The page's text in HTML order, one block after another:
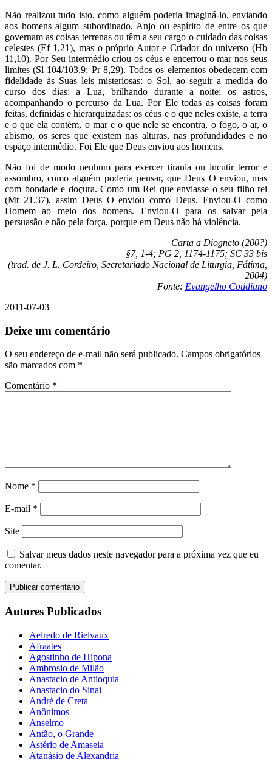
Não realizou tudo isto, como alguém poderia imaginá-lo, enviando
aos homens algum subordinado, Anjo ou espírito de entre os que
governam as coisas terrenas ou têm a seu cargo o cuidado das coisas
celestes (Ef 1,21), mas o próprio Autor e Criador do universo (Hb
11,10). Por Seu intermédio criou os céus e encerrou o mar nos seus
limites (Sl 104/103,9; Pr 8,29). Todos os elementos obedecem com
fidelidade às Suas leis misteriosas: o Sol, ao seguir a medida do
curso dos dias; a Lua, brilhando durante a noite; os astros,
acompanhando o percurso da Lua. Por Ele todas as coisas foram
feitas, definidas e hierarquizadas: os céus e o que neles existe, a terra
e o que ela contém, o mar e o que nele se encontra, o fogo, o ar, o
abismo, os seres que existem nas alturas, nas profundidades e no
espaço intermédio. Foi Ele que Deus enviou aos homens.
Não foi de modo nenhum para exercer tirania ou incutir terror e
assombro, como alguém poderia pensar, que Deus O enviou, mas
com bondade e doçura. Como um Rei que enviasse o seu filho rei
(Mt 21,37), assim Deus O enviou como Deus. Enviou-O como
Homem ao meio dos homens. Enviou-O para os salvar pela
persuasão e não pela força, porque em Deus não há violência.
Carta a Diogneto (200?)
§7, 1-4; PG 2, 1174-1175; SC 33 bis
(trad. de J. L. Cordeiro, Secretariado Nacional de Liturgia, Fátima,
2004)
Fonte: Evangelho Cotidiano
2011-07-03
Deixe um comentário
O seu endereço de e-mail não será publicado. Campos obrigatórios
são marcados com *
Comentário *
Nome *
E-mail *
Site
Salvar meus dados neste navegador para a próxima vez que eu
comentar.
Autores Publicados
Aelredo de Rielvaux
Afraates
Agostinho de Hipona
Ambrosio de Milão
Anastacio de Antioquia
Anastacio do Sinai
André de Creta
Anônimos
Anselmo
Antão, o Grande
Astério de Amaseia
Atanásio de Alexandria